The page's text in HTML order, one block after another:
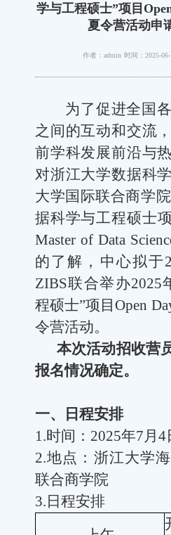
学与工程硕士”项目
夏令营活动申
作者：admin 时间：2025-
为了促进全国
之间的互动和交流
前学科发展前沿与
对浙江大学数据科
大学国际联合商学院
据科学与工程硕士
Master of Data
的了解，中心拟于
ZIBS联合举办2025
程硕士”项目 Open
令营活动。
本次活动招收营
报名情况确定。
一、日程安排
1.时间： 2025年7月 4
2.地点：浙江大学
联合商学院
3. 日程安排